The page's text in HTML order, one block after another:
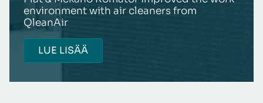
environment with air cleaners from
QleanAir
LUE LISÄÄ